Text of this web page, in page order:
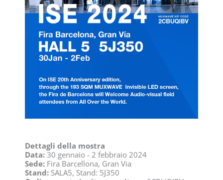
Dettagli della mostra
Data: 30 gennaio - 2 febbraio 2024
Sede: Fira Barcellona, Gran Via
Stand: SALA5, Stand: 5J350